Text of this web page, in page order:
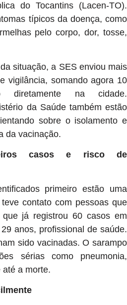
do Tocantins (Lacen-TO).
típicos da doença, como
pelo corpo, dor, tosse,
situação, a SES enviou mais
vigilância, somando agora 10
diretamente na cidade.
da Saúde também estão
sobre o isolamento e
da vacinação.
casos e risco de
primeiro estão uma
contato com pessoas que
já registrou 60 casos em
anos, profissional de saúde.
sido vacinadas. O sarampo
sérias como pneumonia,
até a morte.